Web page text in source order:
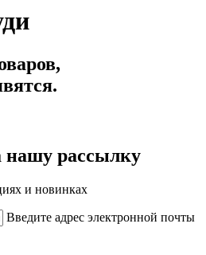
рассылку
и новинках
Введите адрес электронной почты